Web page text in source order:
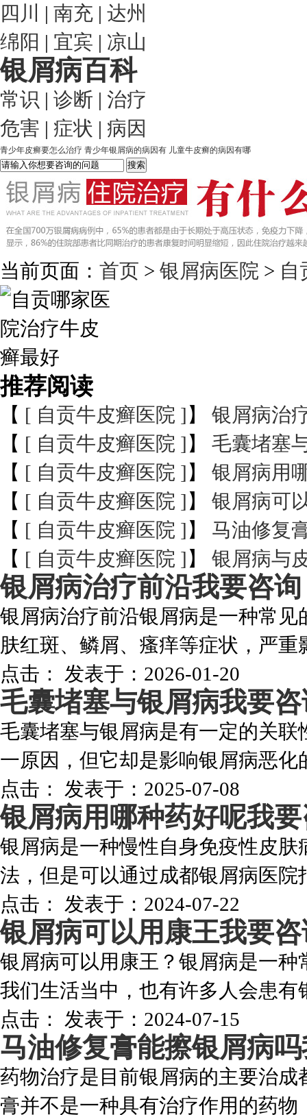
四川 | 南充 | 达州
绵阳 | 宜宾 | 凉山
银屑病百科
常识 | 诊断 | 治疗
危害 | 症状 | 病因
青少年皮癣要怎么治疗 青少年银屑病的病因有 儿童牛皮癣的病因有哪
当前页面： 首页 > 银屑病医院 > 自
推荐阅读
【 [ 自贡牛皮癣医院 ] 】
银屑病治
【 [ 自贡牛皮癣医院 ] 】
毛囊堵塞
【 [ 自贡牛皮癣医院 ] 】
银屑病用
【 [ 自贡牛皮癣医院 ] 】
银屑病可
【 [ 自贡牛皮癣医院 ] 】
马油修复
【 [ 自贡牛皮癣医院 ] 】 银屑病与
银屑病治疗前沿我要咨询
银屑病治疗前沿银屑病是一种常
肤红斑、鳞屑、瘙痒等症状，严
点击：
发表于：2026-01-20
毛囊堵塞与银屑病我要
毛囊堵塞与银屑病是有一定的关
一原因，但它却是影响银屑病恶化
点击：
发表于：2025-07-08
银屑病用哪种药好呢我
银屑病是一种慢性自身免疫性皮
法，但是可以通过成都银屑病医院
点击：
发表于：2024-07-22
银屑病可以用康王我要
银屑病可以用康王？银屑病是一
我们生活当中，也有许多人会患有
点击：
发表于：2024-07-15
马油修复膏能擦银屑病吗
药物治疗是目前银屑病的主要治
膏并不是一种具有治疗作用的药物